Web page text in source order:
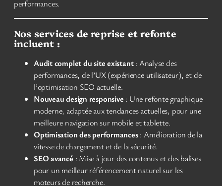
performances.
Nos services de reprise et refonte
incluent :
Audit complet du site existant: Analyse des
performances, de l’UX (expérience utilisateur), et de
l’optimisation SEO actuelle.
Nouveau design responsive : Une refonte graphique
moderne, adaptée aux tendances actuelles, pour une
meilleure navigation sur mobile et tablette.
Optimisation des performances: Amélioration de la
vitesse de chargement et de la sécurité.
SEO avancé : Mise à jour des contenus et des balises
pour un meilleur référencement naturel sur les
moteurs de recherche.